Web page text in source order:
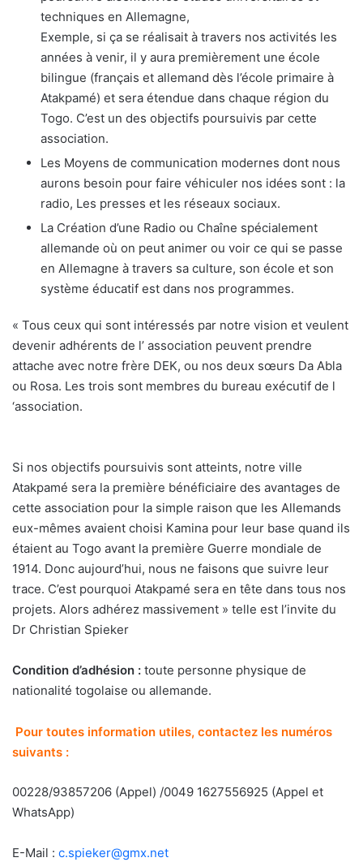
techniques en Allemagne,
Exemple, si ça se réalisait à travers nos activités les
années à venir, il y aura premièrement une école
bilingue (français et allemand dès l’école primaire à
Atakpamé) et sera étendue dans chaque région du
Togo. C’est un des objectifs poursuivis par cette
association.
Les Moyens de communication modernes dont nous
aurons besoin pour faire véhiculer nos idées sont : la
radio, Les presses et les réseaux sociaux.
La Création d’une Radio ou Chaîne spécialement
allemande où on peut animer ou voir ce qui se passe
en Allemagne à travers sa culture, son école et son
système éducatif est dans nos programmes.
« Tous ceux qui sont intéressés par notre vision et veulent
devenir adhérents de l’ association peuvent prendre
attache avec notre frère DEK, ou nos deux sœurs Da Abla
ou Rosa. Les trois sont membres du bureau exécutif de l
‘association.
Si nos objectifs poursuivis sont atteints, notre ville
Atakpamé sera la première bénéficiaire des avantages de
cette association pour la simple raison que les Allemands
eux-mêmes avaient choisi Kamina pour leur base quand ils
étaient au Togo avant la première Guerre mondiale de
1914. Donc aujourd’hui, nous ne faisons que suivre leur
trace. C’est pourquoi Atakpamé sera en tête dans tous nos
projets. Alors adhérez massivement » telle est l’invite du
Dr Christian Spieker
Condition d’adhésion : toute personne physique de
nationalité togolaise ou allemande.
Pour toutes information utiles, contactez les numéros
suivants :
00228/93857206 (Appel) /0049 1627556925 (Appel et
WhatsApp)
E-Mail : c.spieker@gmx.net